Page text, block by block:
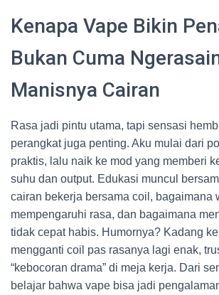
Kenapa Vape Bikin
Bukan Cuma
Manisnya Cairan
Rasa jadi pintu utama, tapi sensasi
perangkat juga penting. Aku mulai dari
praktis, lalu naik ke mod yang memberi
suhu dan output. Edukasi muncul
cairan bekerja bersama coil, bagaimana
mempengaruhi rasa, dan bagaimana
tidak cepat habis. Humornya? Kadang
mengganti coil pas rasanya lagi enak,
“kebocoran drama” di meja kerja. Dari
belajar bahwa vape bisa jadi